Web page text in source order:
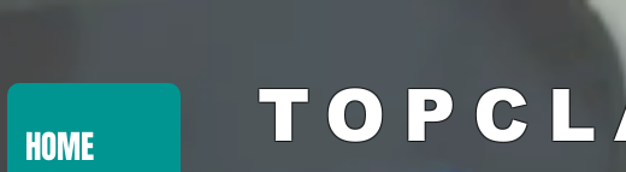
HOME